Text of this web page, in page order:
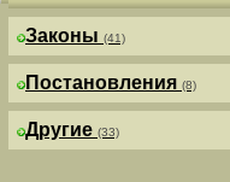
Законы (41)
Постановления (8)
Другие (33)